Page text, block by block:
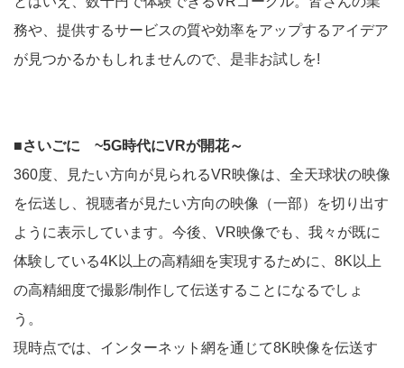
務や、提供するサービスの質や効率をアップするアイデア
が見つかるかもしれませんので、是非お試しを!
■さいごに ~5G時代にVRが開花～
360度、見たい方向が見られるVR映像は、全天球状の映像
を伝送し、視聴者が見たい方向の映像（一部）を切り出す
ように表示しています。今後、VR映像でも、我々が既に
体験している4K以上の高精細を実現するために、8K以上
の高精細度で撮影/制作して伝送することになるでしょ
う。
現時点では、インターネット網を通じて8K映像を伝送す